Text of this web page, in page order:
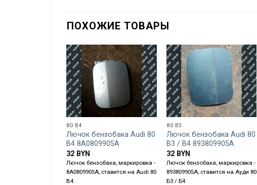
ПОХОЖИЕ ТОВАРЫ
80 B4
Лючок бензобака Audi 80
B4 8A0809905A
32 BYN
Лючок бензобака, маркировка -
8A0809905A, ставится на Audi 80
B4.
80 B3
Лючок бензобака Audi 80
B3 / B4 893809905A
32 BYN
Лючок бензобака, маркировка -
893809905A, ставится на Ауди 80
Б3 / Б4.